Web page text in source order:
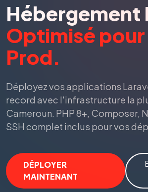
Hébergement
Optimisé pour
Prod.
Déployez vos applications
record avec l'infrastructure la
Cameroun. PHP 8+, Composer,
SSH complet inclus pour vos
DÉPLOYER
MAINTENANT